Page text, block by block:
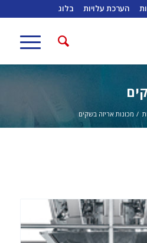
הערכת עלויות בלוג
/ מכונות אריזה בשקים